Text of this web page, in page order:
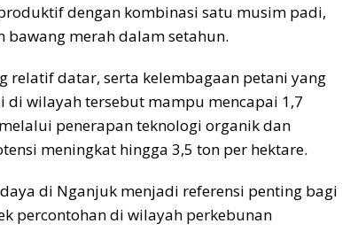
dengan kombinasi satu musim padi,
merah dalam setahun.
relatif datar, serta kelembagaan petani yang
wilayah tersebut mampu mencapai 1,7
penerapan teknologi organik dan
meningkat hingga 3,5 ton per hektare.
di Nganjuk menjadi referensi penting bagi
percontohan di wilayah perkebunan